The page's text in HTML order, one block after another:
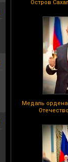
Остров
Медаль ордена